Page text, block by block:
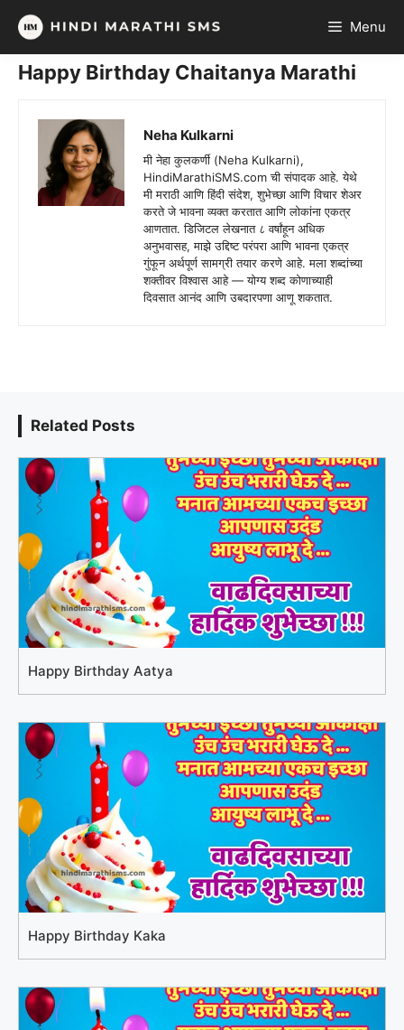
Skip
content
Menu
Happy Birthday Chaitanya Marathi
Neha Kulkarni
मी नेहा कुलकर्णी (Neha Kulkarni),
HindiMarathiSMS.com ची संपादक आहे. येथे
मी मराठी आणि हिंदी संदेश, शुभेच्छा आणि विचार शेअर
करते जे भावना व्यक्त करतात आणि लोकांना एकत्र
आणतात. डिजिटल लेखनात ८ वर्षांहून अधिक
अनुभवासह, माझे उद्दिष्ट परंपरा आणि भावना एकत्र
गुंफून अर्थपूर्ण सामग्री तयार करणे आहे. मला शब्दांच्या
शक्तीवर विश्वास आहे — योग्य शब्द कोणाच्याही
दिवसात आनंद आणि उबदारपणा आणू शकतात.
Related Posts
Happy Birthday Aatya
Happy Birthday Kaka